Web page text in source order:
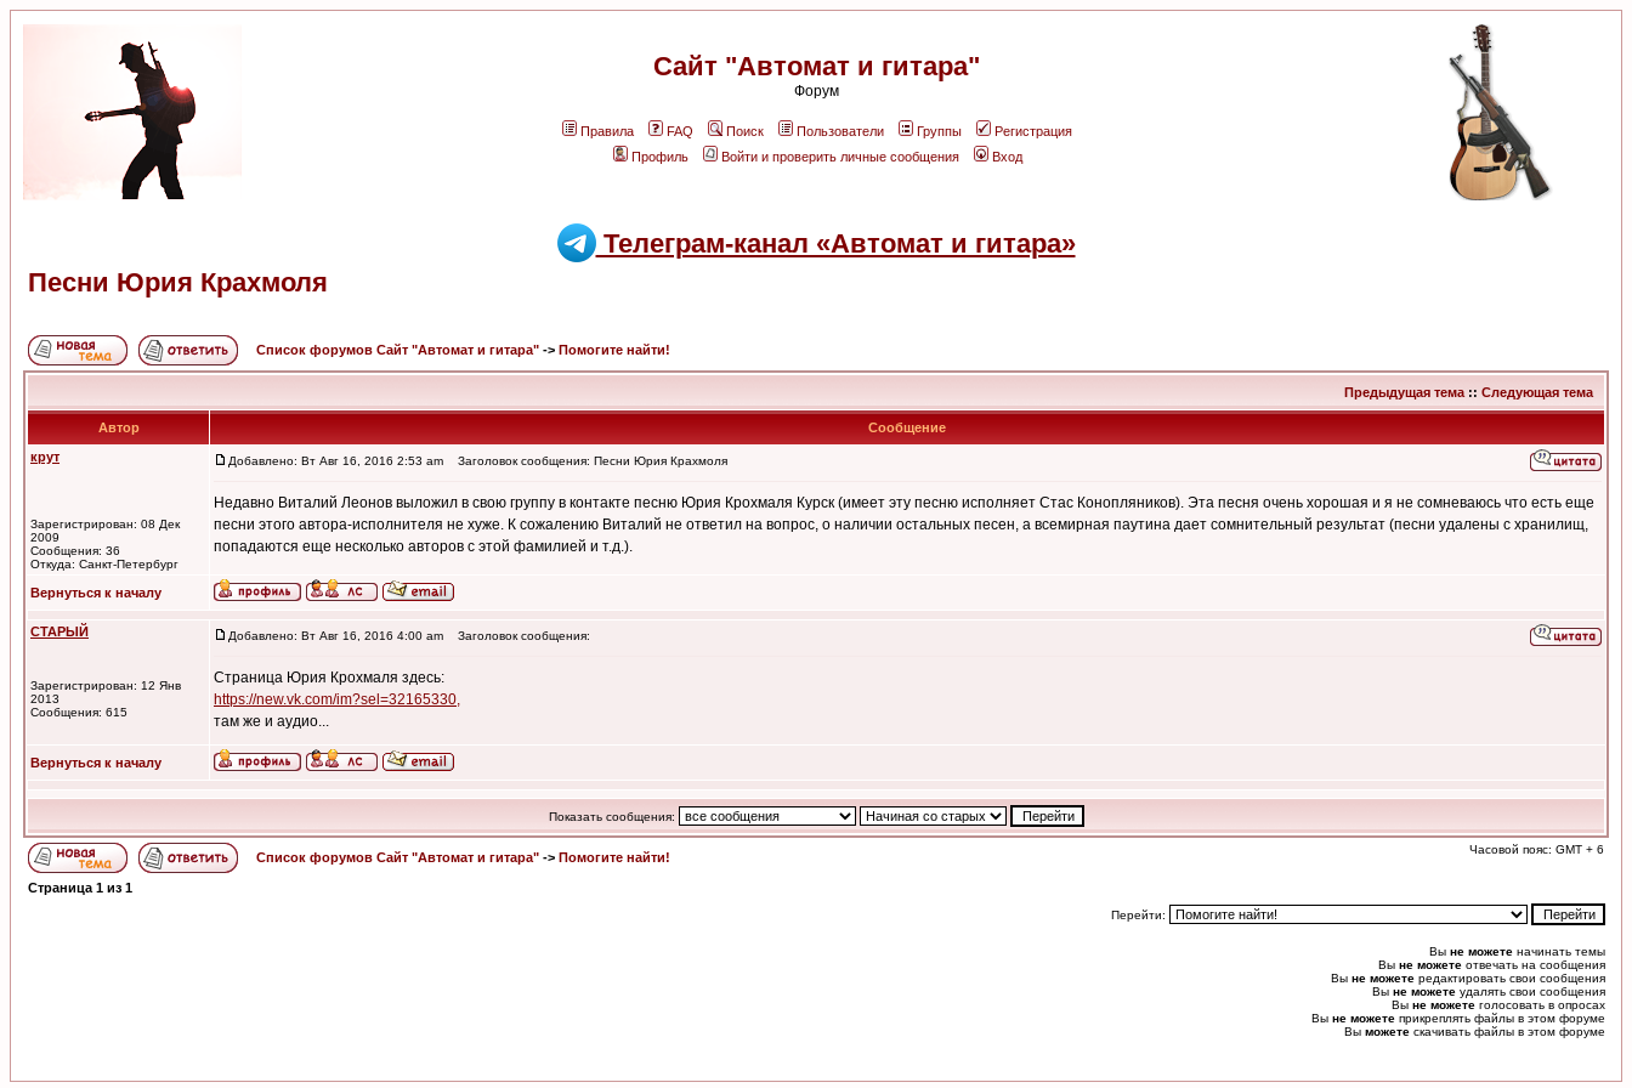
Сайт "Автомат и гитара"
Форум
Правила FAQ Поиск Пользователи Группы
Регистрация
Профиль
Войти и проверить личные сообщения Вход
Телеграм-канал «Автомат и гитара»
Песни Юрия Крахмоля
Список форумов Сайт "Автомат и гитара" -> Помогите найти!
Предыдущая тема :: Следующая тема
Автор
Сообщение
крут
Зарегистрирован: 08 Дек
2009
Сообщения: 36
Откуда: Санкт-Петербург
Добавлено: Вт Авг 16, 2016 2:53 am Заголовок сообщения: Песни Юрия Крахмоля
Недавно Виталий Леонов выложил в свою группу в контакте песню Юрия Крохмаля Курск (имеет эту песню исполняет Стас Конопляников). Эта песня очень хорошая и я не сомневаюсь что есть еще
песни этого автора-исполнителя не хуже. К сожалению Виталий не ответил на вопрос, о наличии остальных песен, а всемирная паутина дает сомнительный результат (песни удалены с хранилищ,
попадаются еще несколько авторов с этой фамилией и т.д.).
Вернуться к началу
СТАРЫЙ
Зарегистрирован: 12 Янв
2013
Сообщения: 615
Добавлено: Вт Авг 16, 2016 4:00 am Заголовок сообщения:
Страница Юрия Крохмаля здесь:
https://new.vk.com/im?sel=32165330,
там же и аудио...
Вернуться к началу
Показать сообщения:
Список форумов Сайт "Автомат и гитара" -> Помогите найти!
Часовой пояс: GMT + 6
Страница 1 из 1
Перейти:
Вы не можете начинать темы
Вы не можете отвечать на сообщения
Вы не можете редактировать свои сообщения
Вы не можете удалять свои сообщения
Вы не можете голосовать в опросах
Вы не можете прикреплять файлы в этом форуме
Вы можете скачивать файлы в этом форуме